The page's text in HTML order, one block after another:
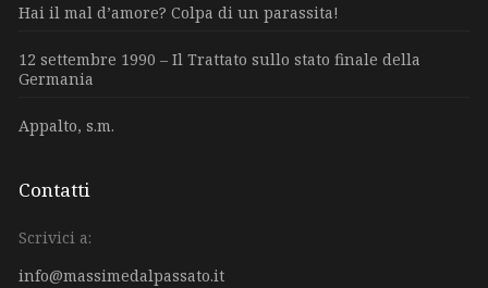
Hai il mal d’amore? Colpa di un parassita!
12 settembre 1990 – Il Trattato sullo stato finale della
Germania
Appalto, s.m.
Contatti
Scrivici a:
info@massimedalpassato.it